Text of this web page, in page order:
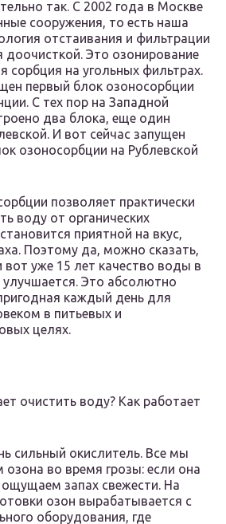
так. С 2002 года в Москве
сооружения, то есть наша
отстаивания и фильтрации
Это озонирование
сорбция на угольных фильтрах.
первый блок озоносорбции
С тех пор на Западной
два блока, еще один
И вот сейчас запущен
озоносорбции на Рублевской
позволяет практически
воду от органических
приятной на вкус,
Поэтому да, можно сказать,
вот уже 15 лет качество воды в
Это абсолютно
каждый день для
в питьевых и
целях.
очистить воду? Как работает
сильный окислитель. Все мы
во время грозы: если она
запах свежести. На
озон вырабатывается с
оборудования, где